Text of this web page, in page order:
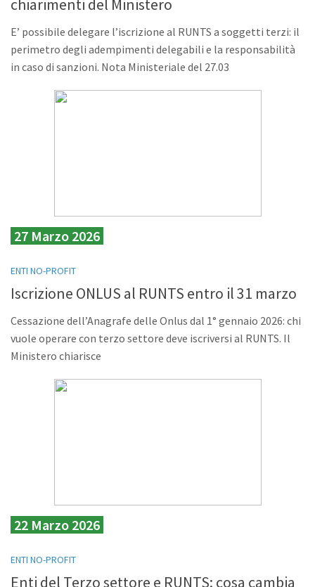
chiarimenti del Ministero
E’ possibile delegare l’iscrizione al RUNTS a soggetti terzi: il
perimetro degli adempimenti delegabili e la responsabilità
in caso di sanzioni. Nota Ministeriale del 27.03
27 Marzo 2026
ENTI NO-PROFIT
Iscrizione ONLUS al RUNTS entro il 31 marzo
Cessazione dell’Anagrafe delle Onlus dal 1° gennaio 2026: chi
vuole operare con terzo settore deve iscriversi al RUNTS. Il
Ministero chiarisce
22 Marzo 2026
ENTI NO-PROFIT
Enti del Terzo settore e RUNTS: cosa cambia